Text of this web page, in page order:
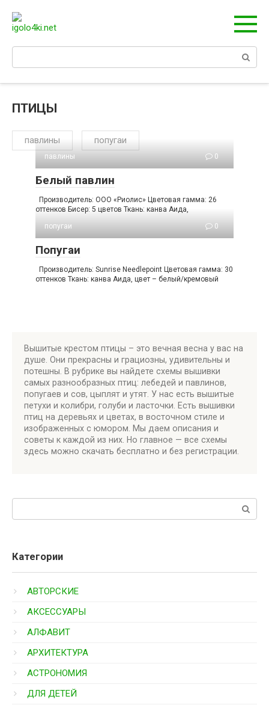
контенту
ПТИЦЫ
павлины попугаи
павлины 0
Белый павлин
Производитель: ООО «Риолис» Цветовая гамма: 26
оттенков Бисер: 5 цветов Ткань: канва Аида,
попугаи
0
Попугаи
Производитель: Sunrise Needlepoint Цветовая гамма: 30
оттенков Ткань: канва Аида, цвет – белый/кремовый
Вышитые крестом птицы – это вечная весна у вас на
душе. Они прекрасны и грациозны, удивительны и
потешны. В рубрике вы найдете схемы вышивки
самых разнообразных птиц: лебедей и павлинов,
попугаев и сов, цыплят и утят. У нас есть вышитые
петухи и колибри, голуби и ласточки. Есть вышивки
птиц на деревьях и цветах, в восточном стиле и
изображенных с юмором. Мы даем описания и
советы к каждой из них. Но главное — все схемы
здесь можно скачать бесплатно и без регистрации.
Категории
АВТОРСКИЕ
АКСЕССУАРЫ
АЛФАВИТ
АРХИТЕКТУРА
АСТРОНОМИЯ
ДЛЯ ДЕТЕЙ